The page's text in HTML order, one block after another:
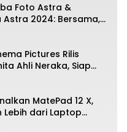
Foto Astra &
2024: Bersama,
Pictures Rilis
Ahli Neraka, Siap
November 2024
MatePad 12 X,
Lebih dari Laptop
dan Desain